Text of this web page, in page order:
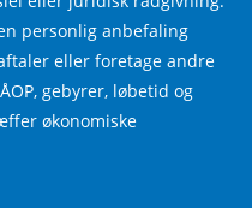
personlig anbefaling
eller foretage andre
gebyrer, løbetid og
økonomiske